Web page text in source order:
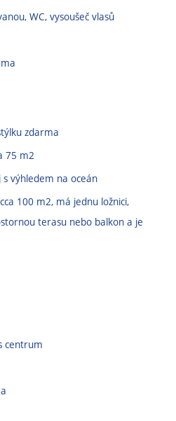
WC, vysoušeč vlasů
zdarma
75 m2
výhledem na oceán
cca 100 m2, má jednu ložnici,
terasu nebo balkon a je
centrum